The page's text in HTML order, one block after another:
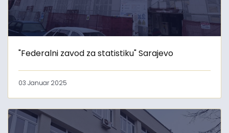
"Federalni zavod za statistiku" Sarajevo
03 Januar 2025